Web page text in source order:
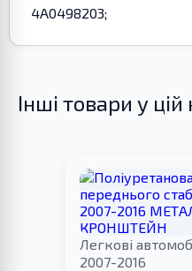
4A0498203;
Інші товари у цій
Легкові
2007-2016